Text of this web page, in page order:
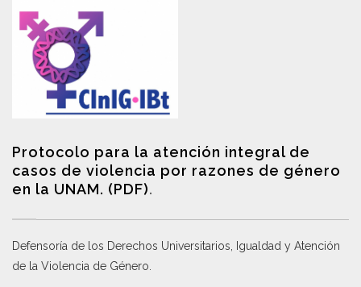
Protocolo para la atención integral de
casos de violencia por razones de género
en la UNAM. (PDF).
Defensoría de los Derechos Universitarios, Igualdad y Atención
de la Violencia de Género